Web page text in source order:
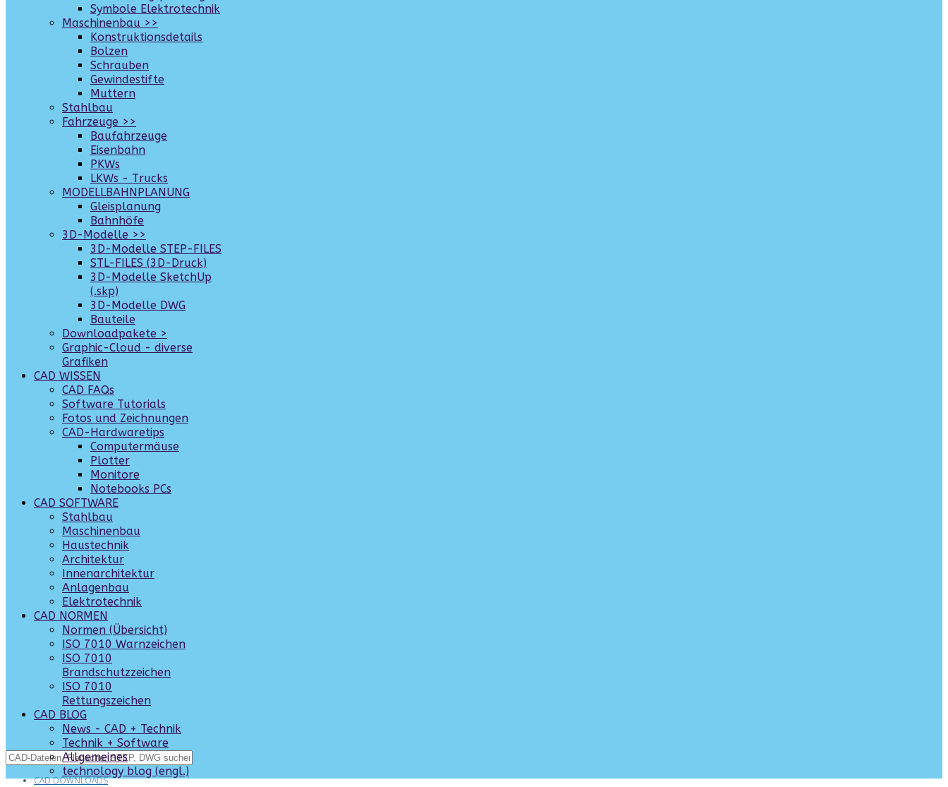
Symbole Elektrotechnik
Maschinenbau >>
Konstruktionsdetails
Bolzen
Schrauben
Gewindestifte
Muttern
Stahlbau
Fahrzeuge >>
Baufahrzeuge
Eisenbahn
PKWs
LKWs - Trucks
MODELLBAHNPLANUNG
Gleisplanung
Bahnhöfe
3D-Modelle >>
3D-Modelle STEP-FILES
STL-FILES (3D-Druck)
3D-Modelle SketchUp
(.skp)
3D-Modelle DWG
Bauteile
Downloadpakete >
Graphic-Cloud - diverse
Grafiken
CAD WISSEN
CAD FAQs
Software Tutorials
Fotos und Zeichnungen
CAD-Hardwaretips
Computermäuse
Plotter
Monitore
Notebooks PCs
CAD SOFTWARE
Stahlbau
Maschinenbau
Haustechnik
Architektur
Innenarchitektur
Anlagenbau
Elektrotechnik
CAD NORMEN
Normen (Übersicht)
ISO 7010 Warnzeichen
ISO 7010
Brandschutzzeichen
ISO 7010
Rettungszeichen
CAD BLOG
News - CAD + Technik
Technik + Software
Allgemeines
technology blog (engl.)
CAD DOWNLOADS